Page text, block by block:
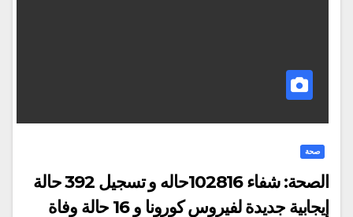
صحة
الصحة: شفاء 102816حاله و تسجيل 392 حالة
إيجابية جديدة لفيروس كورونا و 16 حالة وفاة